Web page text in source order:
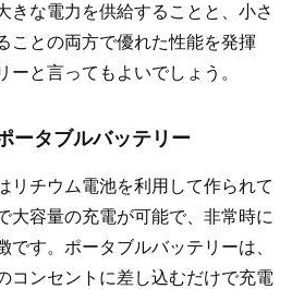
きな電力を供給することと、小さ
ことの両方で優れた性能を発揮
ーと言ってもよいでしょう。
ータブルバッテリー
リチウム電池を利用して作られて
大容量の充電が可能で、非常時に
です。ポータブルバッテリーは、
コンセントに差し込むだけで充電